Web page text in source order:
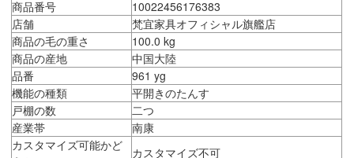
商品番号
10022456176383
店舗
梵宜家具オフィシャル旗艦店
商品の毛の重さ
100.0 kg
商品の産地
中国大陸
品番
961 yg
機能の種類
平開きのたんす
戸棚の数
二つ
産業帯
南康
カスタマイズ可能かど
カスタマイズ不可